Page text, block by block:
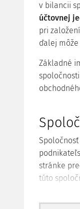
v bilancii
účtovnej
pri
ďalej môže
Základné
stránke
túto